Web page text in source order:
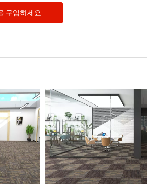
구입하세요